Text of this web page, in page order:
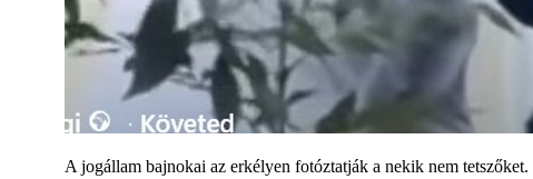
A jogállam bajnokai az erkélyen fotóztatják a nekik nem tetszőket.